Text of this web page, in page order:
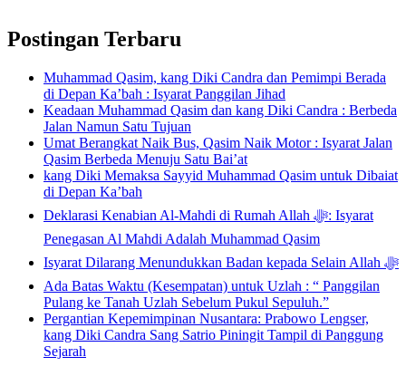
Postingan Terbaru
Muhammad Qasim, kang Diki Candra dan Pemimpi Berada
di Depan Ka’bah : Isyarat Panggilan Jihad
Keadaan Muhammad Qasim dan kang Diki Candra : Berbeda
Jalan Namun Satu Tujuan
Umat Berangkat Naik Bus, Qasim Naik Motor : Isyarat Jalan
Qasim Berbeda Menuju Satu Bai’at
kang Diki Memaksa Sayyid Muhammad Qasim untuk Dibaiat
di Depan Ka’bah
Deklarasi Kenabian Al-Mahdi di Rumah Allah ﷻ: Isyarat
Penegasan Al Mahdi Adalah Muhammad Qasim
Isyarat Dilarang Menundukkan Badan kepada Selain Allah ﷻ
Ada Batas Waktu (Kesempatan) untuk Uzlah : “ Panggilan
Pulang ke Tanah Uzlah Sebelum Pukul Sepuluh.”
Pergantian Kepemimpinan Nusantara: Prabowo Lengser,
kang Diki Candra Sang Satrio Piningit Tampil di Panggung
Sejarah